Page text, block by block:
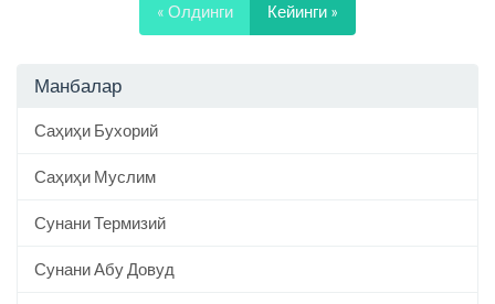
« Олдинги Кейинги »
Манбалар
Саҳиҳи Бухорий
Саҳиҳи Муслим
Сунани Термизий
Сунани Абу Довуд